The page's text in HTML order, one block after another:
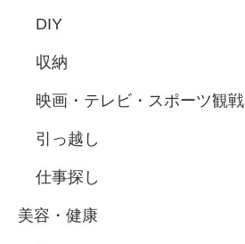
DIY
収納
映画・テレビ・スポーツ観戦
引っ越し
仕事探し
美容・健康